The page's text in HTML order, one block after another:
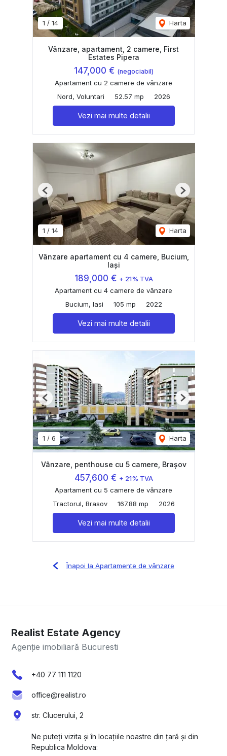
1 / 14 Harta
Vânzare, apartament, 2 camere, First
Estates Pipera
147,000 € (negociabil)
Apartament cu 2 camere de vânzare
Nord, Voluntari
52.57 mp 2026
Vezi mai multe detalii
1 / 14 Harta
Previous Next
Vânzare apartament cu 4 camere, Bucium,
Iași
189,000 € + 21% TVA
Apartament cu 4 camere de vânzare
Bucium, Iasi
105 mp 2022
Vezi mai multe detalii
1 / 6 Harta
Previous Next
Vânzare, penthouse cu 5 camere, Brașov
457,600 € + 21% TVA
Apartament cu 5 camere de vânzare
Tractorul, Brasov
167.88 mp 2026
Vezi mai multe detalii
Înapoi la Apartamente de vânzare
Realist Estate Agency
Agenție imobiliară Bucuresti
+40 77 111 1120
office@realist.ro
str. Clucerului, 2
Ne puteți vizita și în locațiile noastre din țară și din
Republica Moldova: